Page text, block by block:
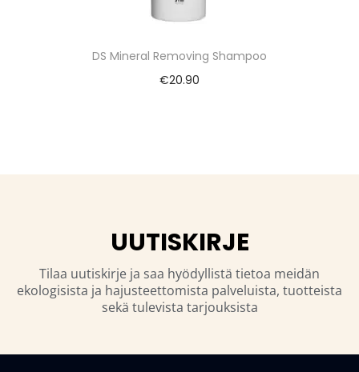
DS Mineral Removing Shampoo
€20.90
UUTISKIRJE
Tilaa uutiskirje ja saa hyödyllistä tietoa meidän
ekologisista ja hajusteettomista palveluista, tuotteista
sekä tulevista tarjouksista